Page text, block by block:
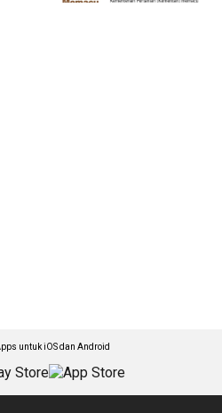
untuk iOS dan Android